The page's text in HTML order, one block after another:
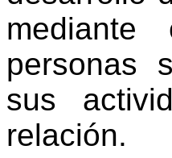
personas
sus
relación.